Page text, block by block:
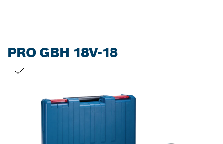
PRO GBH 18V-18